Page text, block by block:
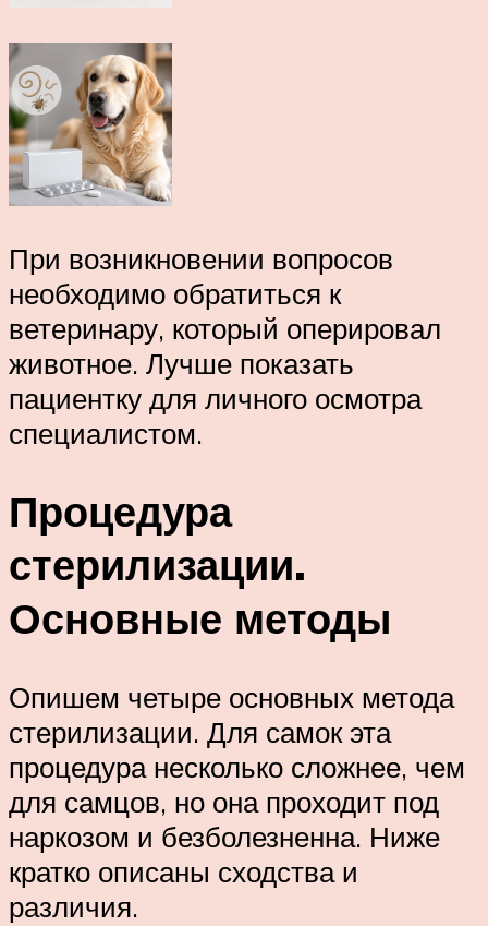
При возникновении вопросов
необходимо обратиться к
ветеринару, который оперировал
животное. Лучше показать
пациентку для личного осмотра
специалистом.
Процедура
стерилизации.
Основные методы
Опишем четыре основных метода
стерилизации. Для самок эта
процедура несколько сложнее, чем
для самцов, но она проходит под
наркозом и безболезненна. Ниже
кратко описаны сходства и
различия.